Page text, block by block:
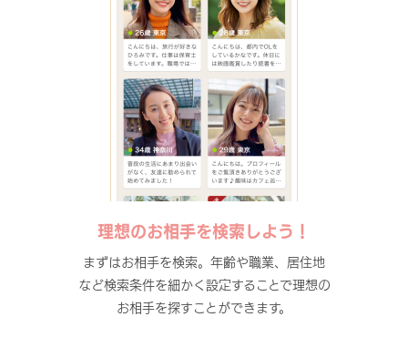
理想のお相手を検索しよう！
まずはお相手を検索。年齢や職業、居住地
など検索条件を細かく設定することで理想の
お相手を探すことができます。